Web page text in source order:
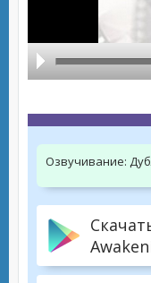
Озвучивание: